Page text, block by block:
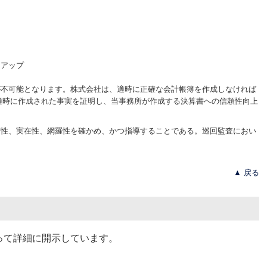
能となります。株式会社は、適時に正確な会計帳簿を作成しなければ
に作成された事実を証明し、当事務所が作成する決算書への信頼性向上
実在性、網羅性を確かめ、かつ指導することである。巡回監査におい
▲ 戻る
詳細に開示しています。